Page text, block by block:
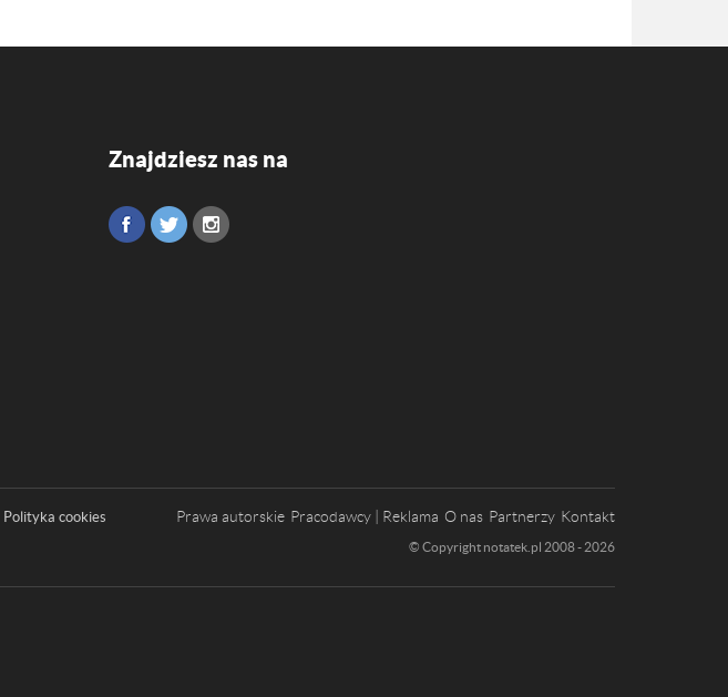
Znajdziesz nas na
Polityka cookies Prawa autorskie Pracodawcy | Reklama O nas Partnerzy Kontakt
© Copyright notatek.pl 2008 - 2026